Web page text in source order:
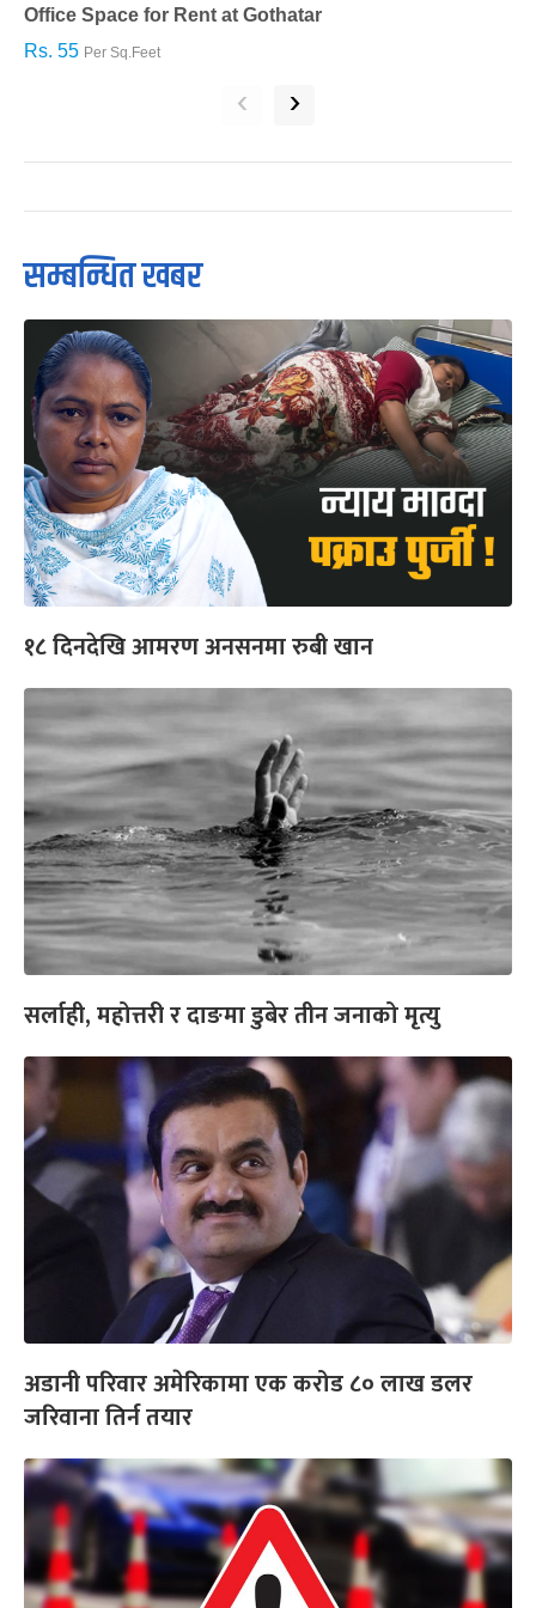
Office Space for Rent at Gothatar
Rs. 55 Per Sq.Feet
‹ ›
सम्बन्धित खबर
१८ दिनदेखि आमरण अनसनमा रुबी खान
सर्लाही, महोत्तरी र दाङमा डुबेर तीन जनाको मृत्यु
अडानी परिवार अमेरिकामा एक करोड ८० लाख डलर
जरिवाना तिर्न तयार